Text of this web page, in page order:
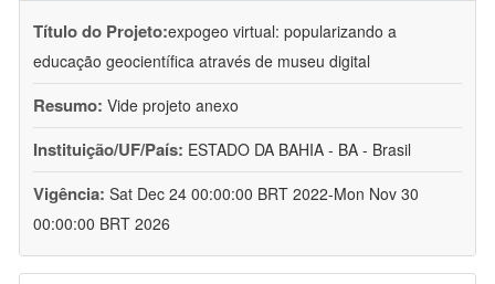
Título do Projeto:expogeo virtual: popularizando a
educação geocientífica através de museu digital
Resumo: Vide projeto anexo
Instituição/UF/País: ESTADO DA BAHIA - BA - Brasil
Vigência: Sat Dec 24 00:00:00 BRT 2022-Mon Nov 30
00:00:00 BRT 2026